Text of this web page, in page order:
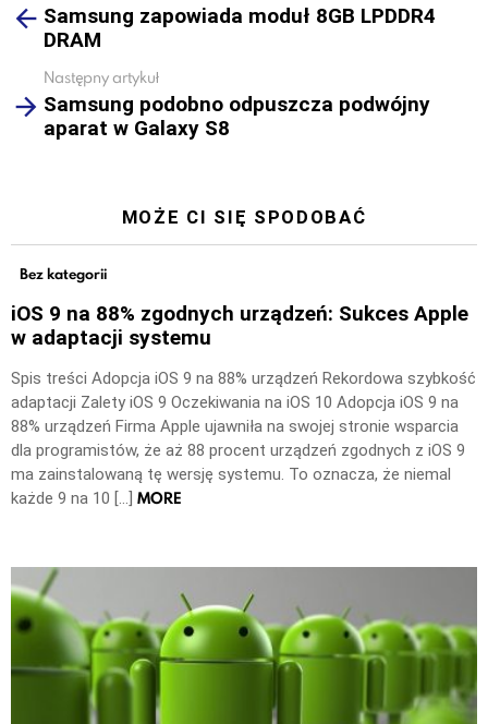
moreSamsung zapowiada moduł 8GB LPDDR4
DRAM
Następny artykuł
Samsung podobno odpuszcza podwójny
aparat w Galaxy S8
MOŻE CI SIĘ SPODOBAĆ
Bez kategorii
iOS 9 na 88% zgodnych urządzeń: Sukces Apple
w adaptacji systemu
Spis treści Adopcja iOS 9 na 88% urządzeń Rekordowa szybkość
adaptacji Zalety iOS 9 Oczekiwania na iOS 10 Adopcja iOS 9 na
88% urządzeń Firma Apple ujawniła na swojej stronie wsparcia
dla programistów, że aż 88 procent urządzeń zgodnych z iOS 9
ma zainstalowaną tę wersję systemu. To oznacza, że niemal
każde 9 na 10 […] MORE